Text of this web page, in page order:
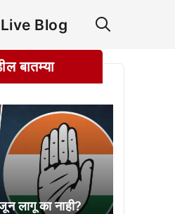
Live Blog
बातम्या
लागू का नाही?